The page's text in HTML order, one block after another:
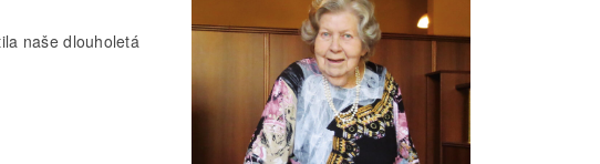
naše dlouholetá